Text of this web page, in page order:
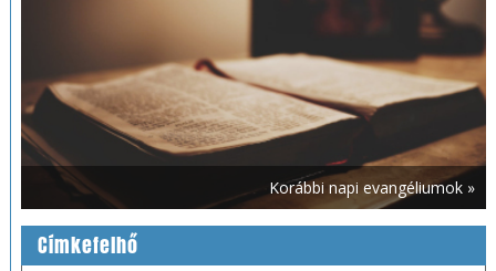
Korábbi napi evangéliumok »
Címkefelhő